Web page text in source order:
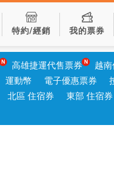
特約/經銷 我的票券
高雄捷運代售票券 越
運動幣 電子優惠票券
北區 住宿券 東部 住宿券